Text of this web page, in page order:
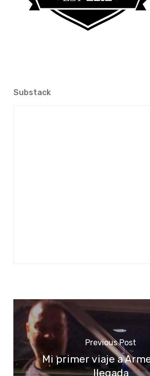
Substack
Previous Post
Mi primer viaje a
llegada